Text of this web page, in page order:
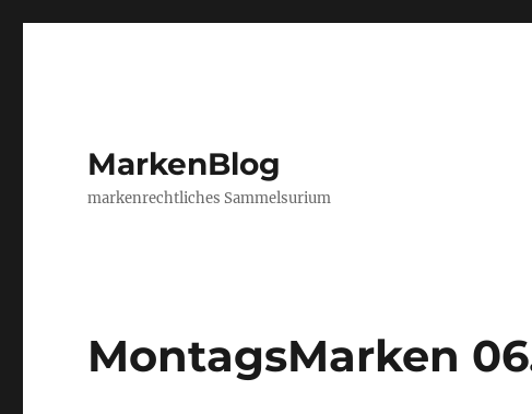
MarkenBlog
markenrechtliches Sammelsurium
MontagsMarken